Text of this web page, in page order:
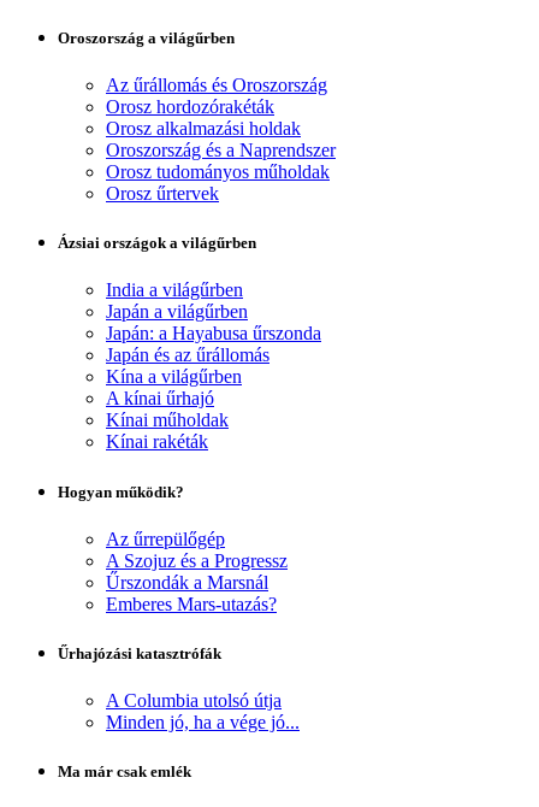
Oroszország a világűrben
Az űrállomás és Oroszország
Orosz hordozórakéták
Orosz alkalmazási holdak
Oroszország és a Naprendszer
Orosz tudományos műholdak
Orosz űrtervek
Ázsiai országok a világűrben
India a világűrben
Japán a világűrben
Japán: a Hayabusa űrszonda
Japán és az űrállomás
Kína a világűrben
A kínai űrhajó
Kínai műholdak
Kínai rakéták
Hogyan működik?
Az űrrepülőgép
A Szojuz és a Progressz
Űrszondák a Marsnál
Emberes Mars-utazás?
Űrhajózási katasztrófák
A Columbia utolsó útja
Minden jó, ha a vége jó...
Ma már csak emlék